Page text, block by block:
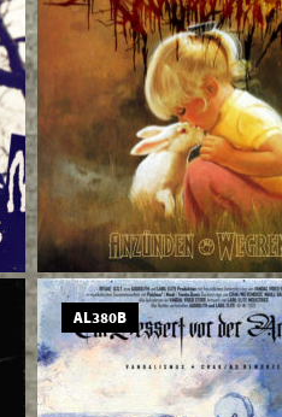
AL380B